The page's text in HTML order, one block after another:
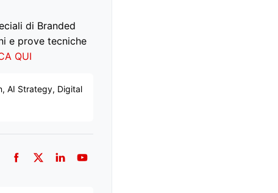
di Branded
e prove tecniche
QUI
AI Strategy, Digital
Facebook
TwitterLinkedInYouTube